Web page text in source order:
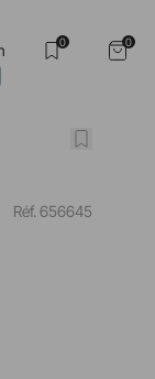
0 0
Réf. 656645